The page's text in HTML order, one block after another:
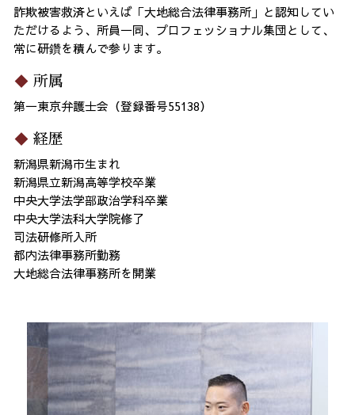
詐欺被害救済といえば「大地総合法律事務所」と認知してい
ただけるよう、所員一同、プロフェッショナル集団として、
常に研鑽を積んで参ります。
所属
第一東京弁護士会（登録番号55138）
経歴
新潟県新潟市生まれ
新潟県立新潟高等学校卒業
中央大学法学部政治学科卒業
中央大学法科大学院修了
司法研修所入所
都内法律事務所勤務
大地総合法律事務所を開業